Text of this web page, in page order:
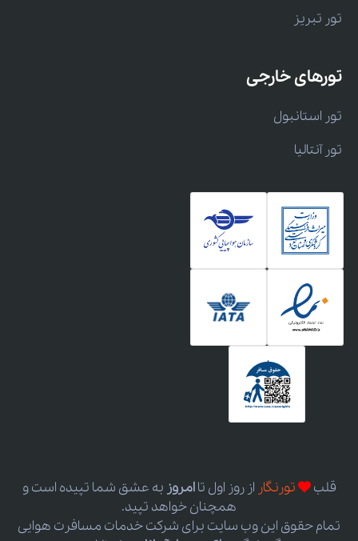
تور تبریز
تورهای خارجی
تور استانبول
تور آنتالیا
قلب تورنگار از روز اول تاامروز به عشق شما تپیده است و
همچنان خواهد تپید.
تمام حقوق این وب سایت برای شرکت خدمات مسافرت هوایی